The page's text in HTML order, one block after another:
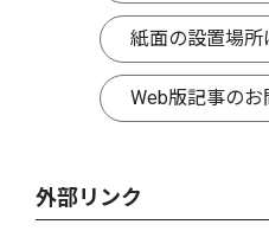
紙面の設置場所
Web版記事の
外部リンク